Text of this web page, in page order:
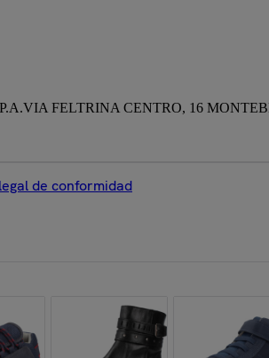
FELTRINA CENTRO, 16
de conformidad